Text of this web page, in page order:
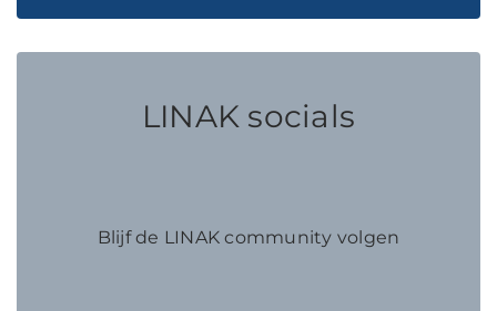
LINAK socials
Blijf de LINAK community volgen